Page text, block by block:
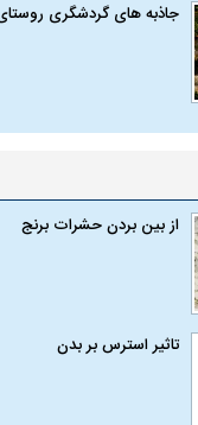
جاذبه های گردشگری
از بین بردن حشرات برنج
تاثیر استرس بر بدن